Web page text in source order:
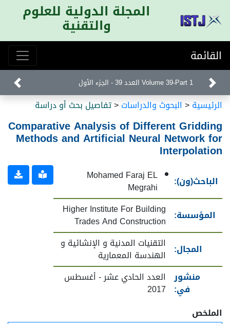
المجلة الدولية للعلوم
والتقنية
القائمة
Volume 39-Part 1 العدد 39 - الجزء الأول
الرئيسية< البحوث والدراسات<تفاصيل بحث أو دراسة
Comparative Analysis of Different Gridding
Methods and Artificial Neural Network for
Interpolation
الباحث(ون): Mohamed Faraj EL
Megrahi
المؤسسة: Higher Institute For Building
Trades And Construction
المجال:
التقنيات المدنية و الإنشائية و
الهندسة المعمارية
منشور
في:
العدد الحادي عشر - أغسطس
2017
الملخص